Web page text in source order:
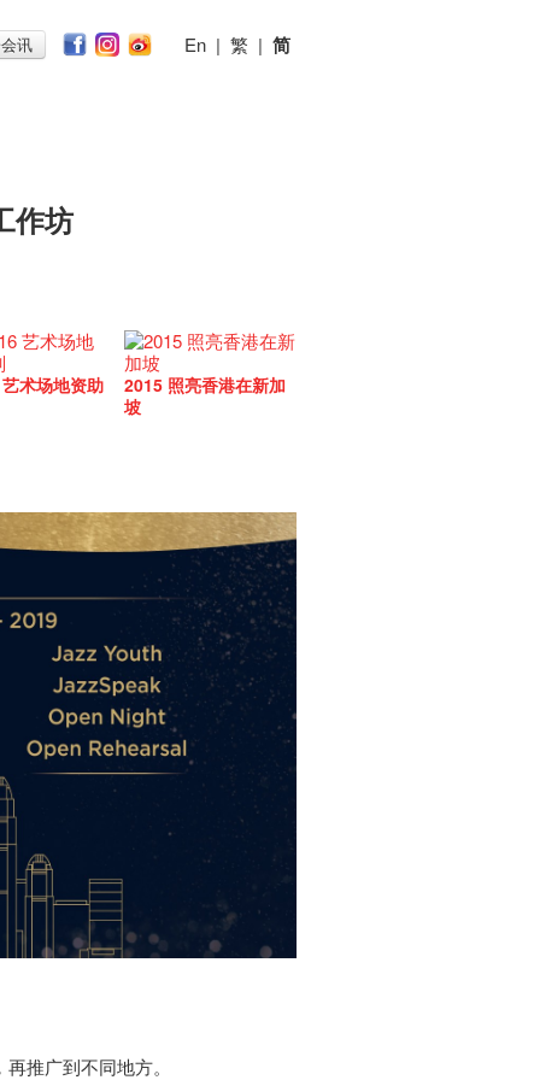
讯 En | 繁 | 简
作坊
术场地资助
2015 照亮香港在新加
坡
推广到不同地方。